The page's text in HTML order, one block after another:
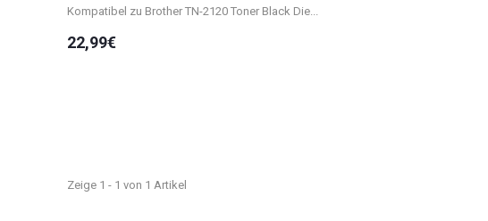
Kompatibel zu Brother TN-2120 Toner Black Die...
22,99€
Zeige 1 - 1 von 1 Artikel